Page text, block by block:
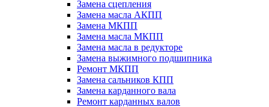
Замена сцепления
Замена масла АКПП
Замена МКПП
Замена масла МКПП
Замена масла в редукторе
Замена выжимного подшипника
Ремонт МКПП
Замена сальников КПП
Замена карданного вала
Ремонт карданных валов